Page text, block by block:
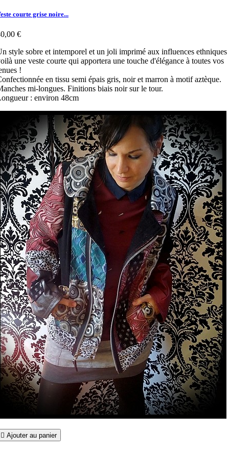
courte grise noire...
€
style sobre et intemporel et un joli imprimé aux influences ethniques
une veste courte qui apportera une touche d'élégance à toutes vos
!
en tissu semi épais gris, noir et marron à motif aztèque.
mi-longues. Finitions biais noir sur le tour.
: environ 48cm
 Ajouter au panier